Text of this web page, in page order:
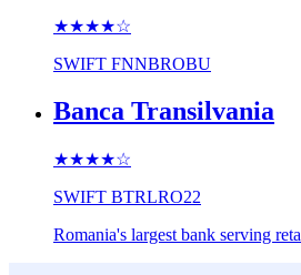
★★★★☆
SWIFT FNNBROBU
Banca Transilvania
★★★★☆
SWIFT BTRLRO22
Romania's largest bank serving